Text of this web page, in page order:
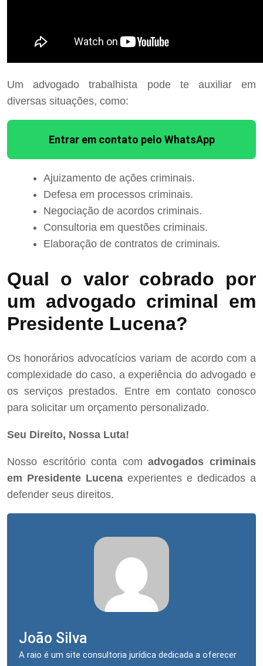
Um advogado trabalhista pode te auxiliar em
diversas situações, como:
Entrar em contato pelo WhatsApp
Ajuizamento de ações criminais.
Defesa em processos criminais.
Negociação de acordos criminais.
Consultoria em questões criminais.
Elaboração de contratos de criminais.
Qual o valor cobrado por
um advogado criminal em
Presidente Lucena?
Os honorários advocatícios variam de acordo com a
complexidade do caso, a experiência do advogado e
os serviços prestados. Entre em contato conosco
para solicitar um orçamento personalizado.
Seu Direito, Nossa Luta!
Nosso escritório conta comadvogados criminais
em Presidente Lucena experientes e dedicados a
defender seus direitos.
João Silva
A raio é um site consultoria jurídica dedicada a oferecer